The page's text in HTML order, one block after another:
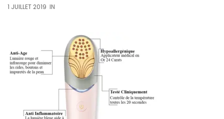
1 JUILLET 2019 IN